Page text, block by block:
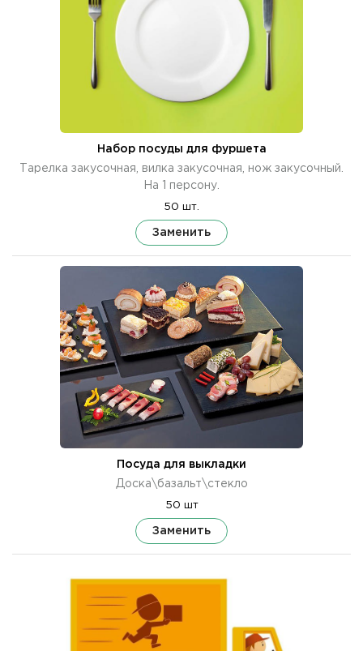
Набор посуды для фуршета
Тарелка закусочная, вилка закусочная, нож закусочный.
На 1 персону.
50 шт.
Заменить
Посуда для выкладки
Доска\базальт\стекло
50 шт
Заменить